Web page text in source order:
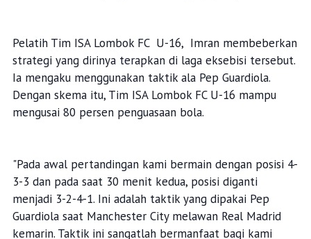
Pelatih Tim ISA Lombok FC U-16, Imran membeberkan
strategi yang dirinya terapkan di laga eksebisi tersebut.
Ia mengaku menggunakan taktik ala Pep Guardiola.
Dengan skema itu, Tim ISA Lombok FC U-16 mampu
mengusai 80 persen penguasaan bola.
"Pada awal pertandingan kami bermain dengan posisi 4-
3-3 dan pada saat 30 menit kedua, posisi diganti
menjadi 3-2-4-1. Ini adalah taktik yang dipakai Pep
Guardiola saat Manchester City melawan Real Madrid
kemarin. Taktik ini sangatlah bermanfaat bagi kami